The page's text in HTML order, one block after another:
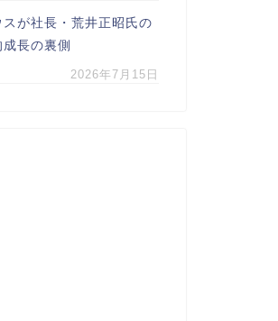
スが社長・荒井正昭氏の
長の裏側
2026年7月15日